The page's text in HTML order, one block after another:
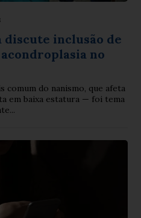
discute inclusão de
no
comum do nanismo, que afeta
em baixa estatura — foi tema